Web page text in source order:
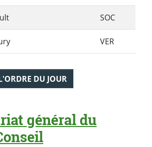
SOC
VER
DU JOUR
général du